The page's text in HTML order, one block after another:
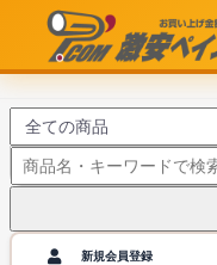
新規会員登録